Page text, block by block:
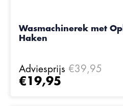
Wasmachinerek met
Haken
Adviesprijs €39,95
€19,95